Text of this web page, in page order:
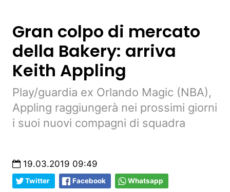
Gran colpo di mercato
della Bakery: arriva
Keith Appling
Play/guardia ex Orlando Magic (NBA),
Appling raggiungerà nei prossimi giorni
i suoi nuovi compagni di squadra
19.03.2019 09:49
Twitter Facebook Whatsapp